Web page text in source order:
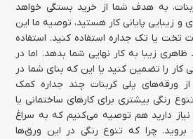
به هدف شما از خرید بستگی خواهد
و زیبایی پایانی کار هستید، توصیه ما این
تخت یا تک جداره استفاده کنید. استفاده
ظاهری زیبا به کار نهایی شما بدهد. اما در
را تضمین کنید یا این که بنای شما در
ورقه‌های پلی کربنات چند جداره کمک
رنگی بیشتری برای کارهای ساختمانی یا
دارید هم توصیه می‌کنیم که به سراغ
بروید. چرا که تنوع رنگی در این ورق‌ها